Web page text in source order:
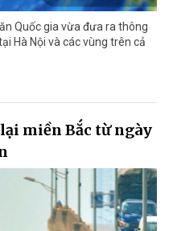
Quốc gia vừa đưa ra thông
Hà Nội và các vùng trên cả
miền Bắc từ ngày